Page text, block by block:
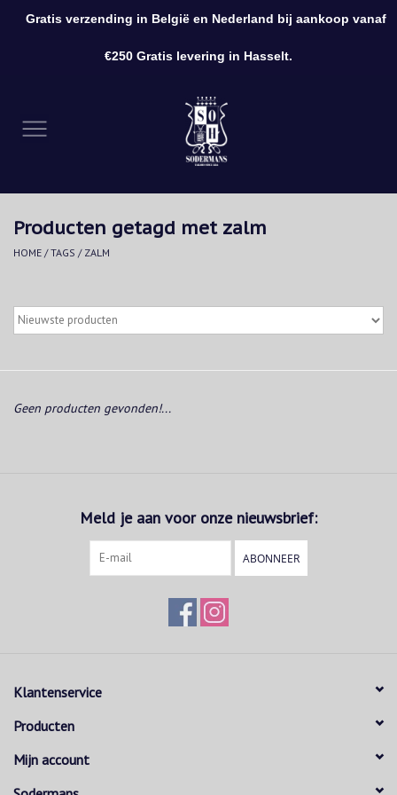
Kleding
Accessoires
Producten getagd met zalm
HOME /TAGS / ZALM
Geen producten gevonden!...
Meld je aan voor onze nieuwsbrief:
ABONNEER
Klantenservice
Producten
Mijn account
Gratis verzending in België en Nederland bij aankoop vanaf
€250 Gratis levering in Hasselt.